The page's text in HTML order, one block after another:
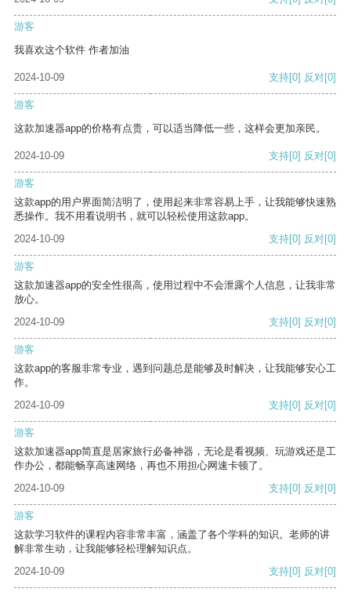
游客
我喜欢这个软件 作者加油
2024-10-09 支持[0] 反对[0]
游客
这款加速器app的价格有点贵，可以适当降低一些，这样会更加亲民。
2024-10-09 支持[0] 反对[0]
游客
这款app的用户界面简洁明了，使用起来非常容易上手，让我能够快速熟
悉操作。我不用看说明书，就可以轻松使用这款app。
2024-10-09
支持[0] 反对[0]
游客
这款加速器app的安全性很高，使用过程中不会泄露个人信息，让我非常
放心。
2024-10-09
支持[0] 反对[0]
游客
这款app的客服非常专业，遇到问题总是能够及时解决，让我能够安心工
作。
2024-10-09
支持[0] 反对[0]
游客
这款加速器app简直是居家旅行必备神器，无论是看视频、玩游戏还是工
作办公，都能畅享高速网络，再也不用担心网速卡顿了。
2024-10-09
支持[0] 反对[0]
游客
这款学习软件的课程内容非常丰富，涵盖了各个学科的知识。老师的讲
解非常生动，让我能够轻松理解知识点。
2024-10-09
支持[0] 反对[0]